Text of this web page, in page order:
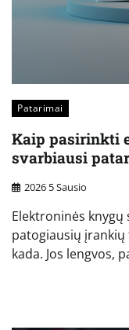
Patarimai
Kaip pasirinkti
svarbiausi
2026 5 Sausio
Elektroninės knygų
patogiausių
kada. Jos lengvos,